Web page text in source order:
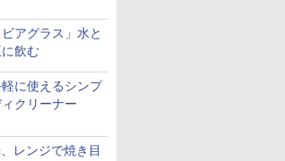
ビアグラス」水と
飲む
に使えるシンプ
クリーナー
レンジで焼き目